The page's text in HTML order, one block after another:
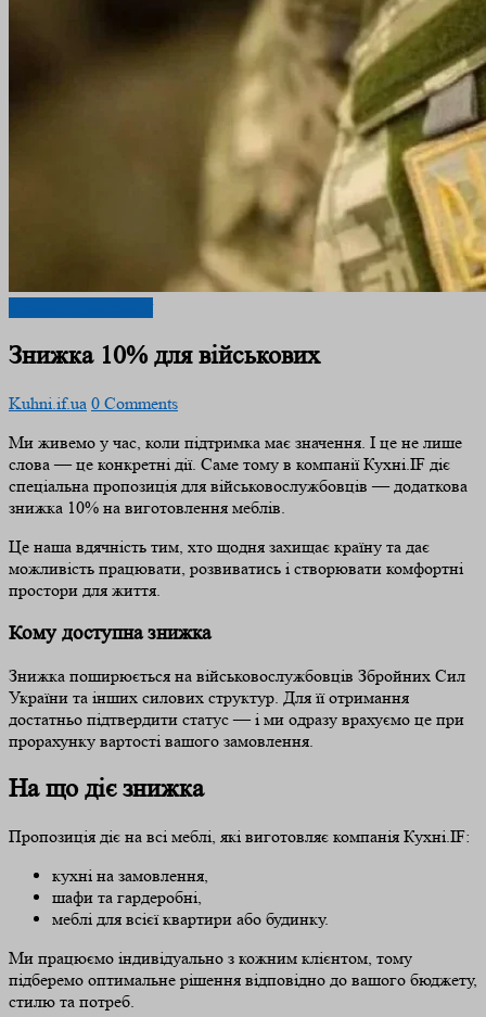
Знижка 10% для військових
Kuhni.if.ua 0 Comments
Ми живемо у час, коли підтримка має значення. І це не лише
слова — це конкретні дії. Саме тому в компанії Кухні.IF діє
спеціальна пропозиція для військовослужбовців — додаткова
знижка 10% на виготовлення меблів.
Це наша вдячність тим, хто щодня захищає країну та дає
можливість працювати, розвиватись і створювати комфортні
простори для життя.
Кому доступна знижка
Знижка поширюється на військовослужбовців Збройних Сил
України та інших силових структур. Для її отримання
достатньо підтвердити статус — і ми одразу врахуємо це при
прорахунку вартості вашого замовлення.
На що діє знижка
Пропозиція діє на всі меблі, які виготовляє компанія Кухні.IF:
кухні на замовлення,
шафи та гардеробні,
меблі для всієї квартири або будинку.
Ми працюємо індивідуально з кожним клієнтом, тому
підберемо оптимальне рішення відповідно до вашого бюджету,
стилю та потреб.